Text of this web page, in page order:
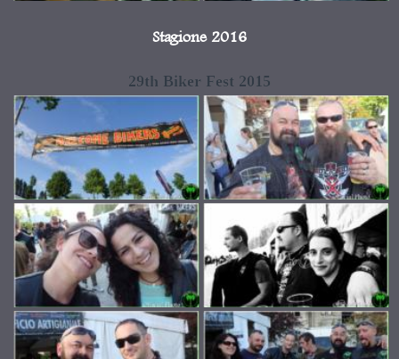
Stagione 2016
29th Biker Fest 2015